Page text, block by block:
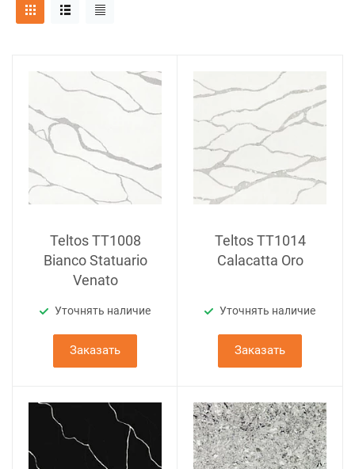
Teltos TT1008
Bianco Statuario
Venato
Уточнять наличие
Заказать
Teltos TT1014
Calacatta Oro
Уточнять наличие
Заказать